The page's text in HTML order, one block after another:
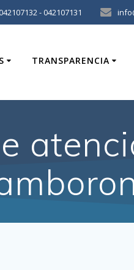
- 042107131
TRANSPARENCIA